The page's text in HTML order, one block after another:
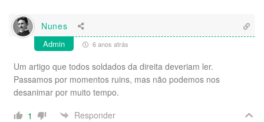
Nunes
Admin 6 anos atrás
Um artigo que todos soldados da direita deveriam ler.
Passamos por momentos ruins, mas não podemos nos
desanimar por muito tempo.
1
Responder